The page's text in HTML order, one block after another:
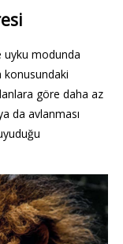
uyku modunda
konusundaki
göre daha az
da avlanması